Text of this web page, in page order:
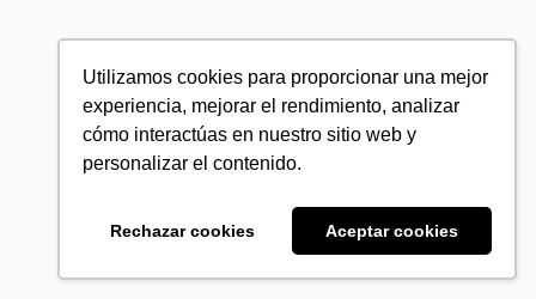
Utilizamos cookies para proporcionar una mejor
experiencia, mejorar el rendimiento, analizar
cómo interactúas en nuestro sitio web y
personalizar el contenido.
Rechazar cookies Aceptar cookies